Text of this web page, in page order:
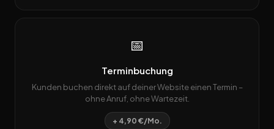
📅
Terminbuchung
Kunden buchen direkt auf deiner Website einen Termin –
ohne Anruf, ohne Wartezeit.
+ 4,90 €/Mo.